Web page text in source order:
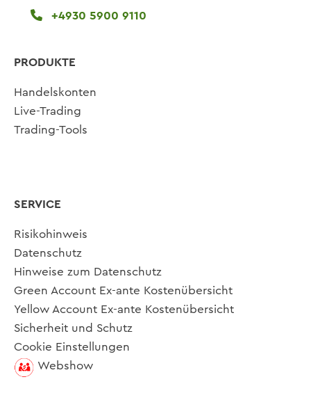
+4930 5900 9110
PRODUKTE
Handelskonten
Live-Trading
Trading-Tools
SERVICE
Risikohinweis
Datenschutz
Hinweise zum Datenschutz
Green Account Ex-ante Kostenübersicht
Yellow Account Ex-ante Kostenübersicht
Sicherheit und Schutz
Cookie Einstellungen
Webshow